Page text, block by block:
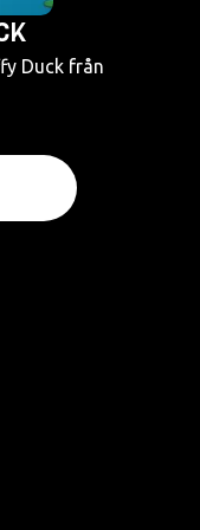
Duck från